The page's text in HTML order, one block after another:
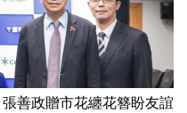
善政贈市花纏花簪盼友誼